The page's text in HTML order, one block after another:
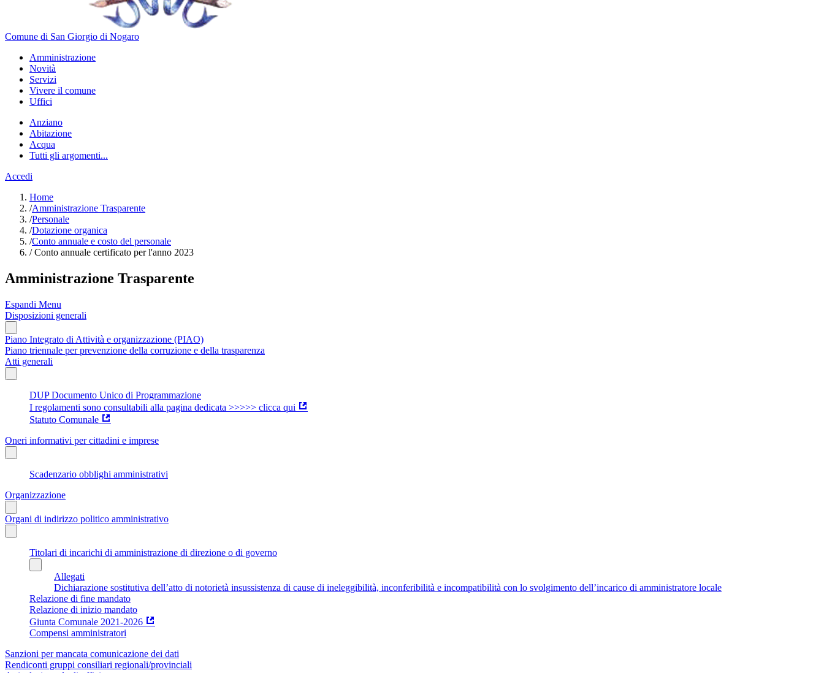
Comune di San Giorgio di Nogaro
Amministrazione
Novità
Servizi
Vivere il comune
Uffici
Anziano
Abitazione
Acqua
Tutti gli argomenti...
Accedi
Home
/Amministrazione Trasparente
/Personale
/Dotazione organica
/Conto annuale e costo del personale
/Conto annuale certificato per l'anno 2023
Amministrazione Trasparente
Espandi Menu
Disposizioni generali
Piano Integrato di Attività e organizzazione (PIAO)
Piano triennale per prevenzione della corruzione e della trasparenza
Atti generali
DUP Documento Unico di Programmazione
I regolamenti sono consultabili alla pagina dedicata >>>>> clicca qui
Statuto Comunale
Oneri informativi per cittadini e imprese
Scadenzario obblighi amministrativi
Organizzazione
Organi di indirizzo politico amministrativo
Titolari di incarichi di amministrazione di direzione o di governo
Allegati
Dichiarazione sostitutiva dell’atto di notorietà insussistenza di cause di ineleggibilità, inconferibilità e incompatibilità con lo svolgimento dell’incarico di amministratore locale
Relazione di fine mandato
Relazione di inizio mandato
Giunta Comunale 2021-2026
Compensi amministratori
Sanzioni per mancata comunicazione dei dati
Rendiconti gruppi consiliari regionali/provinciali